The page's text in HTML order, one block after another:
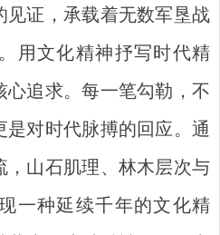
见证，承载着无数军垦战
。 用文化精神抒写时代精
心追求。每一笔勾勒，不
是对时代脉搏的回应。通
，山石肌理、林木层次与
一种延续千年的文化精